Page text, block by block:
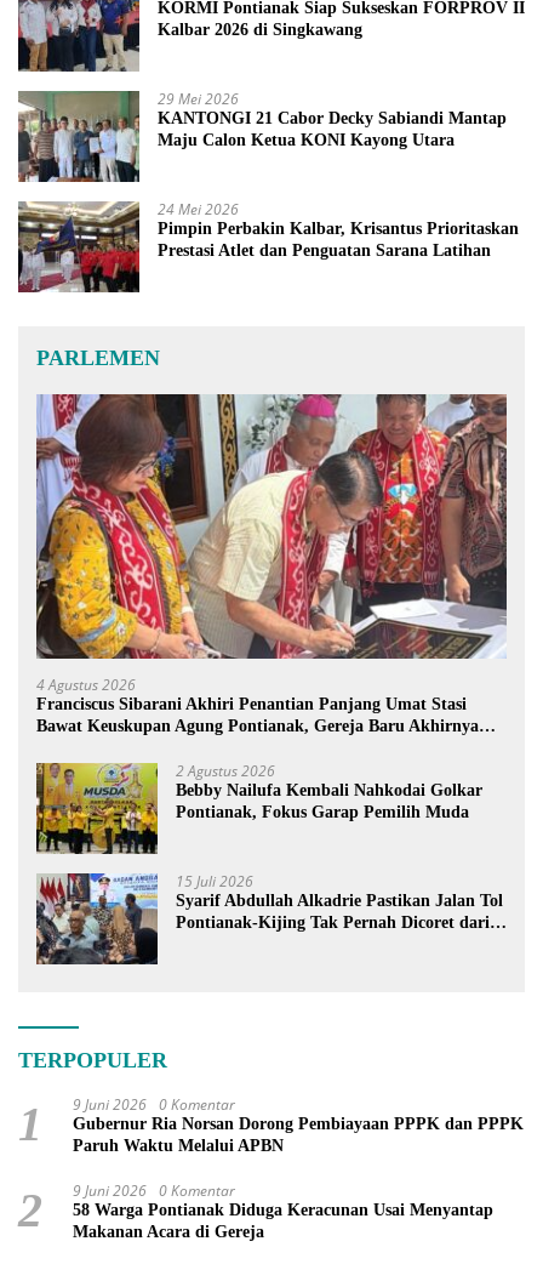
KORMI Pontianak Siap Sukseskan FORPROV II
Kalbar 2026 di Singkawang
29 Mei 2026
KANTONGI 21 Cabor Decky Sabiandi Mantap
Maju Calon Ketua KONI Kayong Utara
24 Mei 2026
Pimpin Perbakin Kalbar, Krisantus Prioritaskan
Prestasi Atlet dan Penguatan Sarana Latihan
PARLEMEN
4 Agustus 2026
Franciscus Sibarani Akhiri Penantian Panjang Umat Stasi
Bawat Keuskupan Agung Pontianak, Gereja Baru Akhirnya
2 Agustus 2026
Bebby Nailufa Kembali Nahkodai Golkar
Pontianak, Fokus Garap Pemilih Muda
15 Juli 2026
Syarif Abdullah Alkadrie Pastikan Jalan Tol
Pontianak-Kijing Tak Pernah Dicoret dari
TERPOPULER
1 9 Juni 2026 0 Komentar
Gubernur Ria Norsan Dorong Pembiayaan PPPK dan PPPK
Paruh Waktu Melalui APBN
2 9 Juni 2026 0 Komentar
58 Warga Pontianak Diduga Keracunan Usai Menyantap
Makanan Acara di Gereja